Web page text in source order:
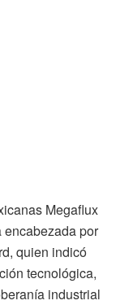
Megaflux
encabezada por
quien indicó
tecnológica,
industrial